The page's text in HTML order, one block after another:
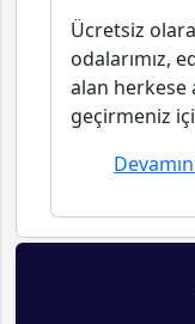
Ücretsiz
odalarımız,
alan herkese
geçirmeniz